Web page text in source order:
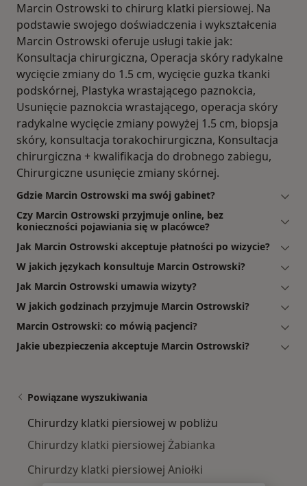
Marcin Ostrowski to chirurg klatki piersiowej. Na
podstawie swojego doświadczenia i wykształcenia
Marcin Ostrowski oferuje usługi takie jak:
Konsultacja chirurgiczna, Operacja skóry radykalne
wycięcie zmiany do 1.5 cm, wycięcie guzka tkanki
podskórnej, Plastyka wrastającego paznokcia,
Usunięcie paznokcia wrastającego, operacja skóry
radykalne wycięcie zmiany powyżej 1.5 cm, biopsja
skóry, konsultacja torakochirurgiczna, Konsultacja
chirurgiczna + kwalifikacja do drobnego zabiegu,
Chirurgiczne usunięcie zmiany skórnej.
Gdzie Marcin Ostrowski ma swój gabinet?
Czy Marcin Ostrowski przyjmuje online, bez
konieczności pojawiania się w placówce?
Jak Marcin Ostrowski akceptuje płatności po wizycie?
W jakich językach konsultuje Marcin Ostrowski?
Jak Marcin Ostrowski umawia wizyty?
W jakich godzinach przyjmuje Marcin Ostrowski?
Marcin Ostrowski: co mówią pacjenci?
Jakie ubezpieczenia akceptuje Marcin Ostrowski?
Powiązane wyszukiwania
Chirurdzy klatki piersiowej w pobliżu
Chirurdzy klatki piersiowej Żabianka
Chirurdzy klatki piersiowej Aniołki